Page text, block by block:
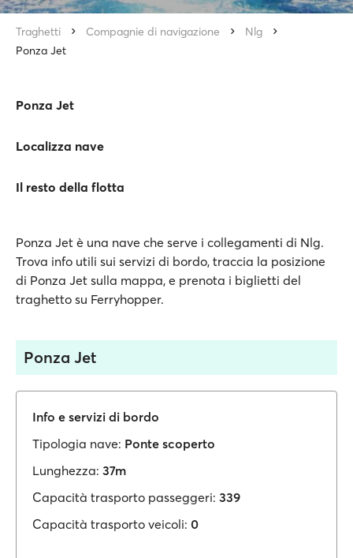
Traghetti Compagnie di navigazione
Nlg
Ponza Jet
Ponza Jet
Localizza nave
Il resto della flotta
Ponza Jet è una nave che serve i collegamenti di Nlg.
Trova info utili sui servizi di bordo, traccia la posizione
di Ponza Jet sulla mappa, e prenota i biglietti del
traghetto su Ferryhopper.
Ponza Jet
Info e servizi di bordo
Tipologia nave: Ponte scoperto
Lunghezza: 37m
Capacità trasporto passeggeri: 339
Capacità trasporto veicoli: 0